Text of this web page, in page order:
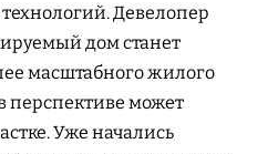
Девелопер
дом станет
масштабного жилого
перспективе может
Уже начались